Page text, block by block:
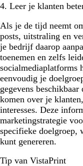
4. Leer je klanten
Als je de tijd neemt
posts, uitstraling en
je bedrijf daarop
toenemen en zelfs
socialmediaplatforms
eenvoudig je
gegevens
komen over je
interesses. Deze
marketingstrategie
specifieke doelgroep,
kunt genereren.
Tip van VistaPrint